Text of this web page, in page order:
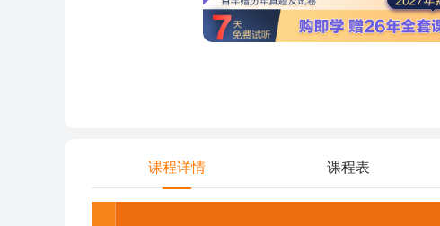
课程详情 课程表